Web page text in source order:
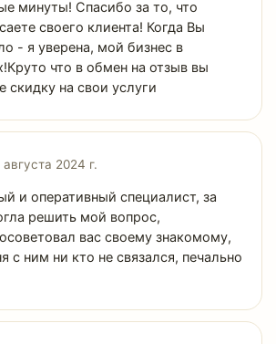
минуты! Спасибо за то, что
своего клиента! Когда Вы
- я уверена, мой бизнес в
что в обмен на отзыв вы
скидку на свои услуги
августа 2024 г.
и оперативный специалист, за
решить мой вопрос,
вас своему знакомому,
с ним ни кто не связался, печально